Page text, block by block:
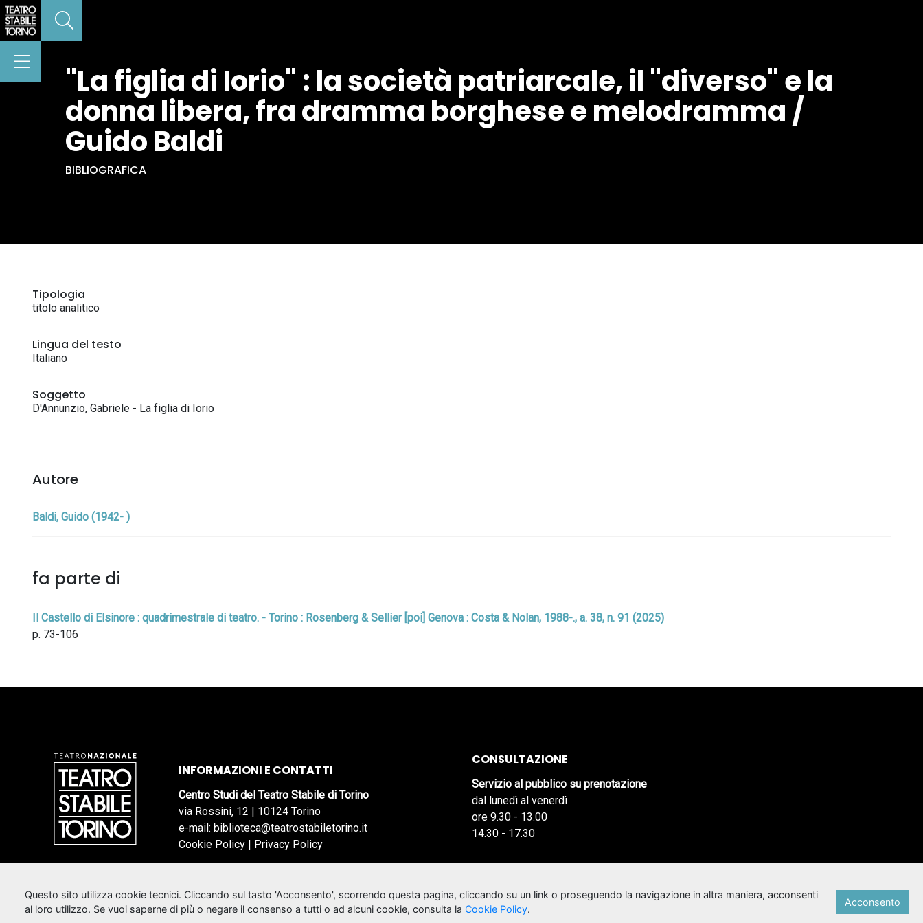
"La figlia di Iorio" : la società patriarcale, il "diverso" e la
donna libera, fra dramma borghese e melodramma /
Guido Baldi
BIBLIOGRAFICA
Tipologia
titolo analitico
Lingua del testo
Italiano
Soggetto
D'Annunzio, Gabriele - La figlia di Iorio
Autore
Baldi, Guido (1942- )
fa parte di
Il Castello di Elsinore : quadrimestrale di teatro. - Torino : Rosenberg & Sellier [poi] Genova : Costa & Nolan, 1988-., a. 38, n. 91 (2025)
p. 73-106
INFORMAZIONI E CONTATTI
Centro Studi del Teatro Stabile di Torino
via Rossini, 12 | 10124 Torino
e-mail: biblioteca@teatrostabiletorino.it
Cookie Policy | Privacy Policy
CONSULTAZIONE
Servizio al pubblico su prenotazione
dal lunedì al venerdì
ore 9.30 - 13.00
14.30 - 17.30
Questo sito utilizza cookie tecnici. Cliccando sul tasto 'Acconsento', scorrendo questa pagina, cliccando su un link o proseguendo la navigazione in altra maniera, acconsenti
al loro utilizzo. Se vuoi saperne di più o negare il consenso a tutti o ad alcuni cookie, consulta la Cookie Policy.
Acconsento